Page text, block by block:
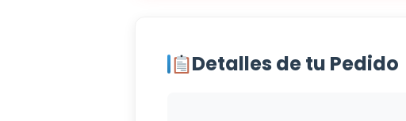
Detalles de tu Pedido